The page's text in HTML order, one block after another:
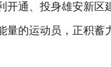
通、投身雄安新区
的运动员，正积蓄